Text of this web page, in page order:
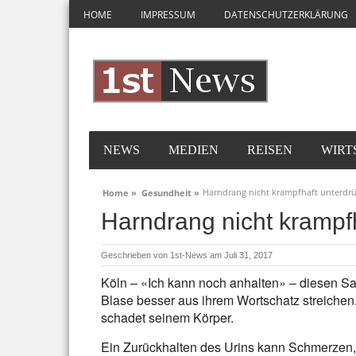
HOME IMPRESSUM DATENSCHUTZERKLÄRUNG
NEWS MEDIEN REISEN
Home » Gesundheit » Harndrang nicht krampfhaft
Harndrang nicht
Geschrieben von 1st-News am Juli 31, 2017
Köln – «Ich kann noch anhalten» – diesen
Blase besser aus ihrem Wortschatz
schadet seinem Körper.
Ein Zurückhalten des Urins kann